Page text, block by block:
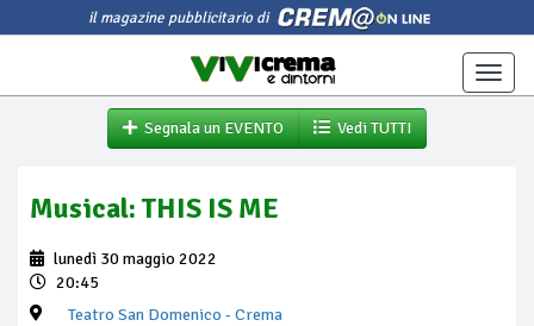
il magazine pubblicitario di
Toggle
Segnala un EVENTO
Vedi TUTTI
Musical: THIS IS ME
lunedì 30 maggio 2022
20:45
Teatro San Domenico - Crema